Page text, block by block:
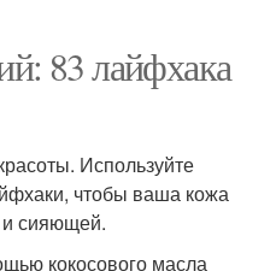
83 лайфхака
Используйте
чтобы ваша кожа
и сияющей.
кокосового масла